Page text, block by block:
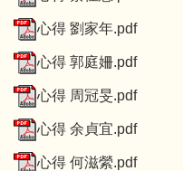
心得 劉家年.pdf
心得 郭庭姍.pdf
心得 周冠旻.pdf
心得 余貞宜.pdf
心得 何滋縈.pdf